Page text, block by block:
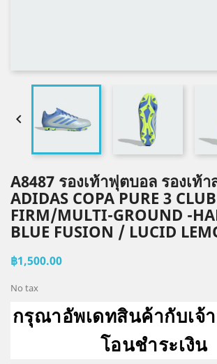

A8487 รองเท้าฟุตบอล รองเท้า
ADIDAS COPA PURE 3 CLUB
FIRM/MULTI-GROUND -
BLUE FUSION / LUCID
฿1,500.00
No tax
กรุณาอัพเดทสินค้ากับเจ้
โอนชำระเงิน